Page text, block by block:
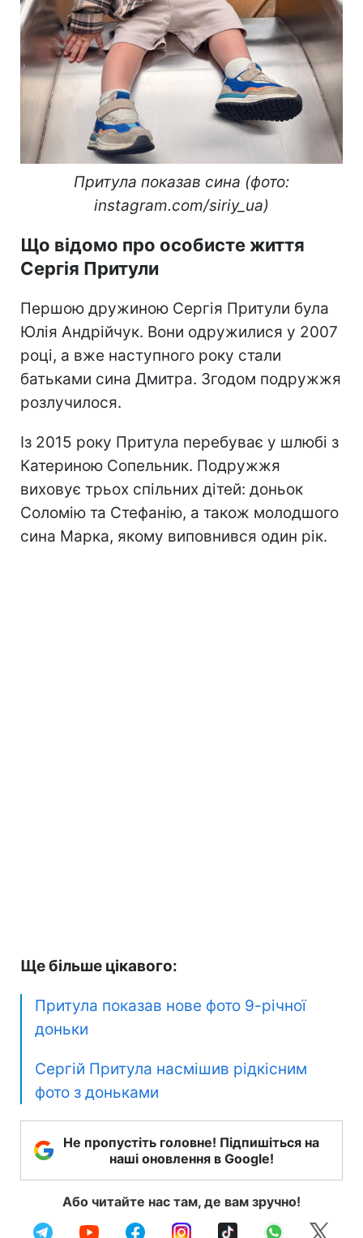
Притула показав сина (фото:
instagram.com/siriy_ua)
Що відомо про особисте життя
Сергія Притули
Першою дружиною Сергія Притули була
Юлія Андрійчук. Вони одружилися у 2007
році, а вже наступного року стали
батьками сина Дмитра. Згодом подружжя
розлучилося.
Із 2015 року Притула перебуває у шлюбі з
Катериною Сопельник. Подружжя
виховує трьох спільних дітей: доньок
Соломію та Стефанію, а також молодшого
сина Марка, якому виповнився один рік.
Ще більше цікавого:
Притула показав нове фото 9-річної
доньки
Сергій Притула насмішив рідкісним
фото з доньками
Не пропустіть головне! Підпишіться на
наші оновлення в Google!
Або читайте нас там, де вам зручно!